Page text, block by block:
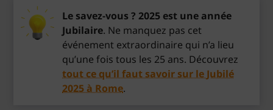
Le savez-vous ? 2025 est une année
Jubilaire. Ne manquez pas cet
événement extraordinaire qui n’a lieu
qu’une fois tous les 25 ans. Découvrez
tout ce qu’il faut savoir sur le Jubilé
2025 à Rome.